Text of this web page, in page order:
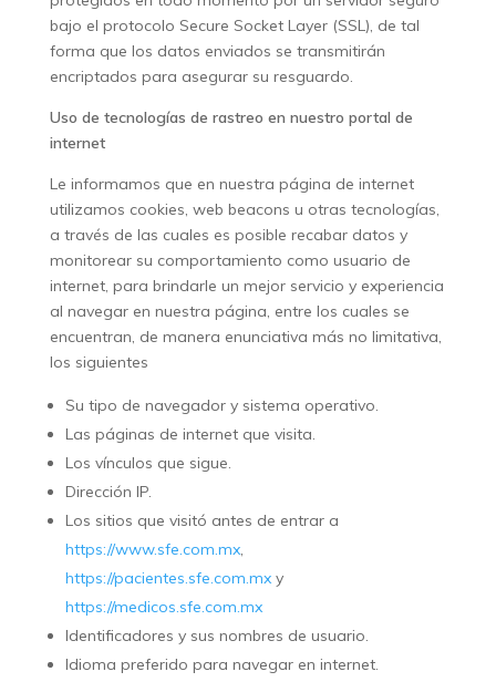
bajo el protocolo Secure Socket Layer (SSL), de tal
forma que los datos enviados se transmitirán
encriptados para asegurar su resguardo.
Uso de tecnologías de rastreo en nuestro portal de
internet
Le informamos que en nuestra página de internet
utilizamos cookies, web beacons u otras tecnologías,
a través de las cuales es posible recabar datos y
monitorear su comportamiento como usuario de
internet, para brindarle un mejor servicio y experiencia
al navegar en nuestra página, entre los cuales se
encuentran, de manera enunciativa más no limitativa,
los siguientes
Su tipo de navegador y sistema operativo.
Las páginas de internet que visita.
Los vínculos que sigue.
Dirección IP.
Los sitios que visitó antes de entrar a
https://www.sfe.com.mx,
https://pacientes.sfe.com.mxy
https://medicos.sfe.com.mx
Identificadores y sus nombres de usuario.
Idioma preferido para navegar en internet.